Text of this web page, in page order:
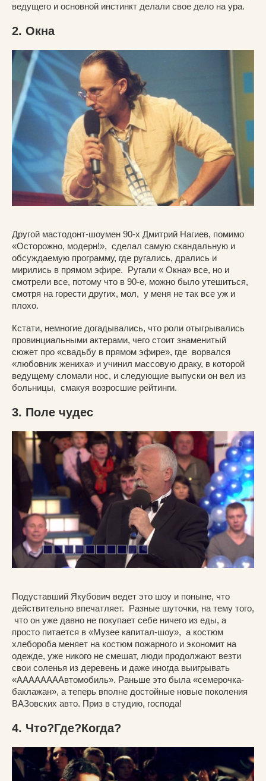
ведущего и основной инстинкт делали свое дело на ура.
2. Окна
Другой мастодонт-шоумен 90-х Дмитрий Нагиев, помимо
«Осторожно, модерн!», сделал самую скандальную и
обсуждаемую программу, где ругались, дрались и
мирились в прямом эфире. Ругали « Окна» все, но и
смотрели все, потому что в 90-е, можно было утешиться,
смотря на горести других, мол, у меня не так все уж и
плохо.
Кстати, немногие догадывались, что роли отыгрывались
провинциальными актерами, чего стоит знаменитый
сюжет про «свадьбу в прямом эфире», где ворвался
«любовник жениха» и учинил массовую драку, в которой
ведущему сломали нос, и следующие выпуски он вел из
больницы, смакуя возросшие рейтинги.
3. Поле чудес
Подуставший Якубович ведет это шоу и поныне, что
действительно впечатляет. Разные шуточки, на тему того,
что он уже давно не покупает себе ничего из еды, а
просто питается в «Музее капитал-шоу», а костюм
хлебороба меняет на костюм пожарного и экономит на
одежде, уже никого не смешат, люди продолжают везти
свои соленья из деревень и даже иногда выигрывать
«ААААААААвтомобиль». Раньше это была «семерочка-
баклажан», а теперь вполне достойные новые поколения
ВАЗовских авто. Приз в студию, господа!
4. Что?Где?Когда?